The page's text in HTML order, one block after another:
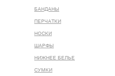
БАНДАНЫ
ПЕРЧАТКИ
НОСКИ
ШАРФЫ
НИЖНЕЕ БЕЛЬЕ
СУМКИ